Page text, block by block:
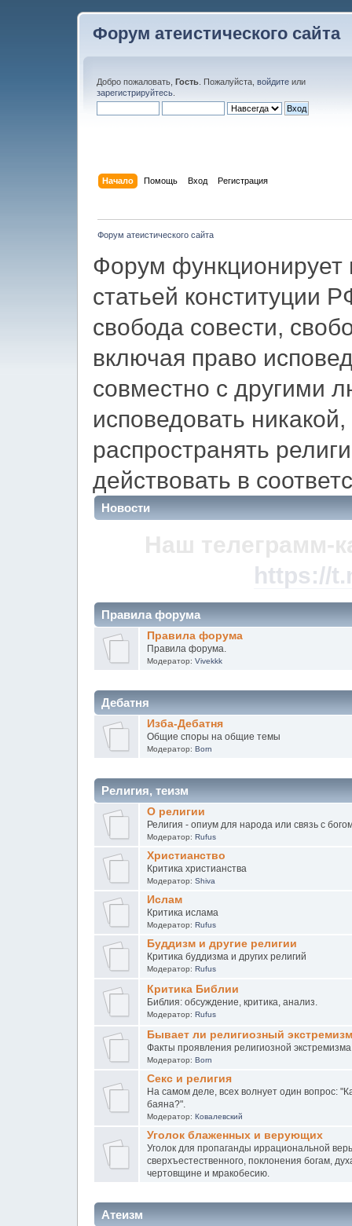
Форум атеистического сайта
Добро пожаловать, Гость . Пожалуйста, войдите или
зарегистрируйтесь
Начало Помощь Вход Регистрация
Форум атеистического сайта
Форум функционирует
статьей конституции
свобода совести,
включая право
совместно с другими
исповедовать
распространять
действовать в
Новости
Наш телеграмм-
https://
Правила форума
Правила форума
Правила форума.
Модератор: Vivekkk
Дебатня
Изба-Дебатня
Общие споры на общие темы
Модератор: Born
Религия, теизм
О религии
Религия - опиум для народа или связь с
Модератор: Rufus
Христианство
Критика христианства
Модератор: Shiva
Ислам
Критика ислама
Модератор: Rufus
Буддизм и другие религии
Критика буддизма и других религий
Модератор: Rufus
Критика Библии
Библия: обсуждение, критика, анализ.
Модератор: Rufus
Бывает ли религиозный
Факты проявления религиозной экстремизма
Модератор: Born
Секс и религия
На самом деле, всех волнует один вопрос:
баяна?".
Модератор: Ковалевский
Уголок блаженных и верующих
Уголок для пропаганды иррациональной
сверхъестественного, поклонения богам,
чертовщине и мракобесию.
Атеизм